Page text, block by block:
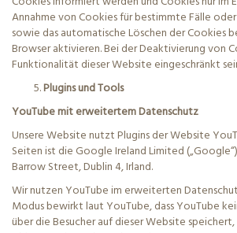
Annahme von Cookies für bestimmte Fälle
sowie das automatische Löschen der Cookies
Browseraktivieren. Bei der Deaktivierung von
Funktionalität dieser Website eingeschränkt
Plugins und Tools
YouTube mit erweitertem Datenschutz
Unsere Website nutzt Plugins der Website
Seiten ist die GoogleIrelandLimited
Barrow Street, Dublin 4, Irland.
Wir nutzen YouTube im erweiterten
Modus bewirkt laut YouTube, dass YouTube
über die Besucher auf dieser Website